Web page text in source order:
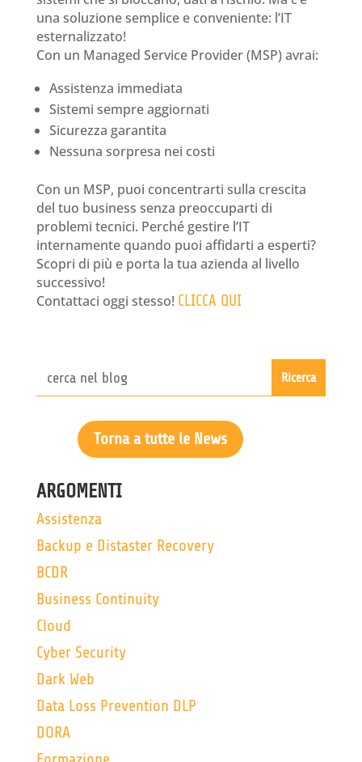
una soluzione semplice e conveniente: l’IT
esternalizzato!
Con un Managed Service Provider (MSP) avrai:
Assistenza immediata
Sistemi sempre aggiornati
Sicurezza garantita
Nessuna sorpresa nei costi
Con un MSP, puoi concentrarti sulla crescita
del tuo business senza preoccuparti di
problemi tecnici. Perché gestire l’IT
internamente quando puoi affidarti a esperti?
Scopri di più e porta la tua azienda al livello
successivo!
Contattaci oggi stesso! CLICCA QUI
Torna a tutte le News
ARGOMENTI
Assistenza
Backup e Distaster Recovery
BCDR
Business Continuity
Cloud
Cyber Security
Dark Web
Data Loss Prevention DLP
DORA